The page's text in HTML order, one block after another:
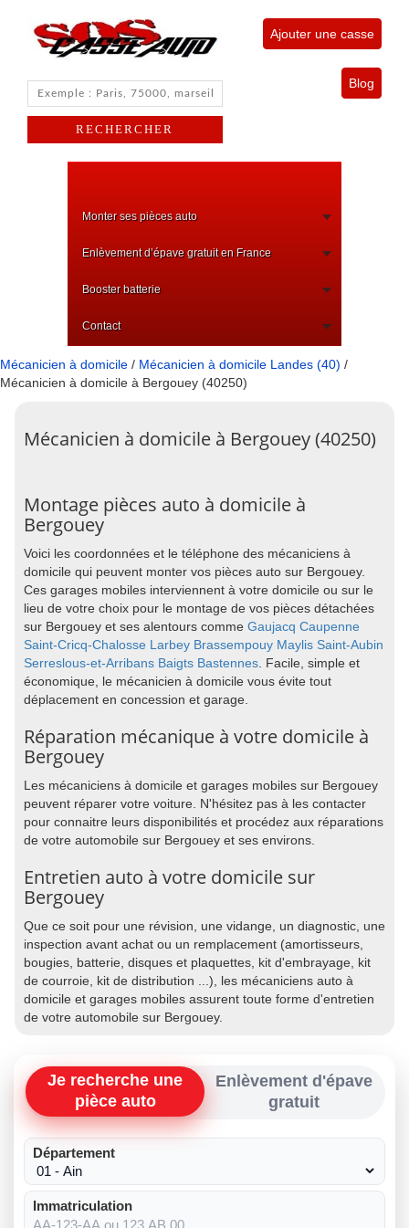
Ajouter une casse
Blog
Monter ses pièces auto
Enlèvement d’épave gratuit en France
Booster batterie
Contact
Mécanicien à domicile / Mécanicien à domicile Landes (40) /
Mécanicien à domicile à Bergouey (40250)
Mécanicien à domicile à Bergouey (40250)
Montage pièces auto à domicile à
Bergouey
Voici les coordonnées et le téléphone des mécaniciens à
domicile qui peuvent monter vos pièces auto sur Bergouey.
Ces garages mobiles interviennent à votre domicile ou sur le
lieu de votre choix pour le montage de vos pièces détachées
sur Bergouey et ses alentours comme Gaujacq Caupenne
Saint-Cricq-Chalosse Larbey Brassempouy Maylis Saint-Aubin
Serreslous-et-Arribans Baigts Bastennes. Facile, simple et
économique, le mécanicien à domicile vous évite tout
déplacement en concession et garage.
Réparation mécanique à votre domicile à
Bergouey
Les mécaniciens à domicile et garages mobiles sur Bergouey
peuvent réparer votre voiture. N'hésitez pas à les contacter
pour connaitre leurs disponibilités et procédez aux réparations
de votre automobile sur Bergouey et ses environs.
Entretien auto à votre domicile sur
Bergouey
Que ce soit pour une révision, une vidange, un diagnostic, une
inspection avant achat ou un remplacement (amortisseurs,
bougies, batterie, disques et plaquettes, kit d'embrayage, kit
de courroie, kit de distribution ...), les mécaniciens auto à
domicile et garages mobiles assurent toute forme d'entretien
de votre automobile sur Bergouey.
Je recherche une
pièce auto
Enlèvement d'épave
gratuit
Département
Immatriculation